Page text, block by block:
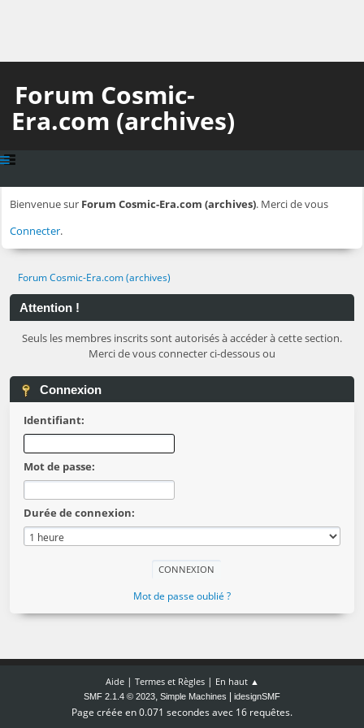
Forum Cosmic-
Era.com (archives)
Bienvenue sur Forum Cosmic-Era.com (archives). Merci de vous
Connecter.
Forum Cosmic-Era.com (archives)
Attention !
Seuls les membres inscrits sont autorisés à accéder à cette section.
Merci de vous connecter ci-dessous ou
Connexion
Identifiant:
Mot de passe:
Durée de connexion:
Mot de passe oublié ?
Aide| Termes et Règles| En haut ▲
SMF 2.1.4 © 2023, Simple Machines idesignSMF
Page créée en 0.071 secondes avec 16 requêtes.